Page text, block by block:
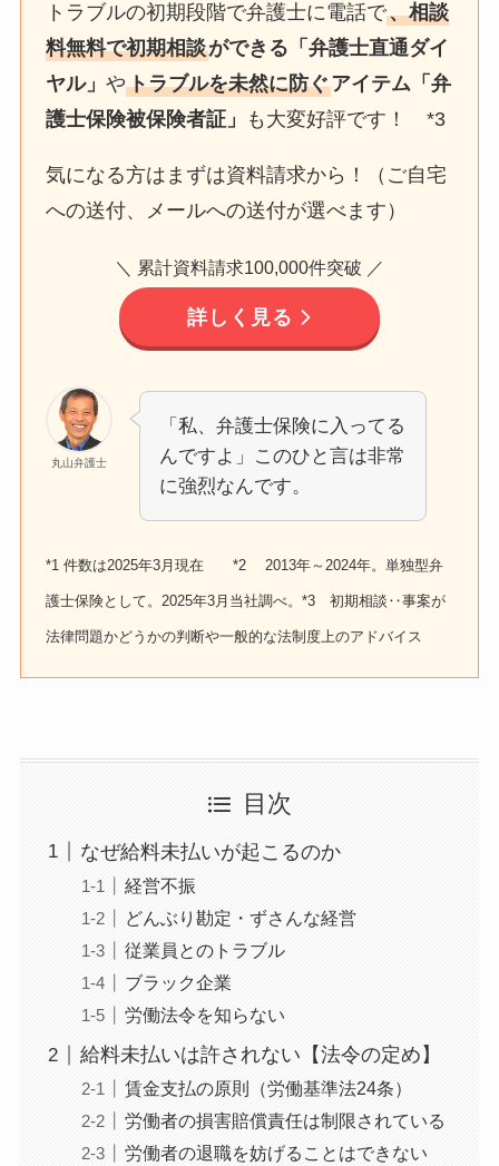
トラブルの初期段階で弁護士に電話で、相談
料無料で初期相談ができる「弁護士直通ダイ
ヤル」やトラブルを未然に防ぐアイテム「弁
護士保険被保険者証」
も大変好評です！ *3
気になる方はまずは資料請求から！（ご自宅
への送付、メールへの送付が選べます）
＼ 累計資料請求100,000件突破 ／
詳しく見る
丸山弁護士
「私、弁護士保険に入ってる
んですよ」このひと言は非常
に強烈なんです。
*1 件数は2025年3月現在 *2 2013年～2024年。単独型弁
護士保険として。2025年3月当社調べ。*3 初期相談‥事案が
法律問題かどうかの判断や一般的な法制度上のアドバイス
目次
なぜ給料未払いが起こるのか
経営不振
どんぶり勘定・ずさんな経営
従業員とのトラブル
ブラック企業
労働法令を知らない
給料未払いは許されない【法令の定め】
賃金支払の原則（労働基準法24条）
労働者の損害賠償責任は制限されている
労働者の退職を妨げることはできない